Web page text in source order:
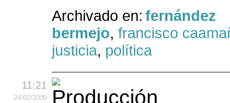
Archivado en: fernández
bermejo, francisco
justicia, política
11:21
24/02/2009